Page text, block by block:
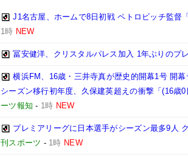
J1名古屋、ホームで8日初戦 ペトロビッチ監督
1時 NEW
冨安健洋、クリスタルパレス加入 1年ぶりのプ
横浜FM、16歳・三井寺真が歴史的開幕1号 開
シーズン移行初年度、久保建英超えの衝撃「(16歳
ーツ報知 - 1時 NEW
プレミアリーグに日本選手がシーズン最多9人
刊スポーツ - 1時 NEW